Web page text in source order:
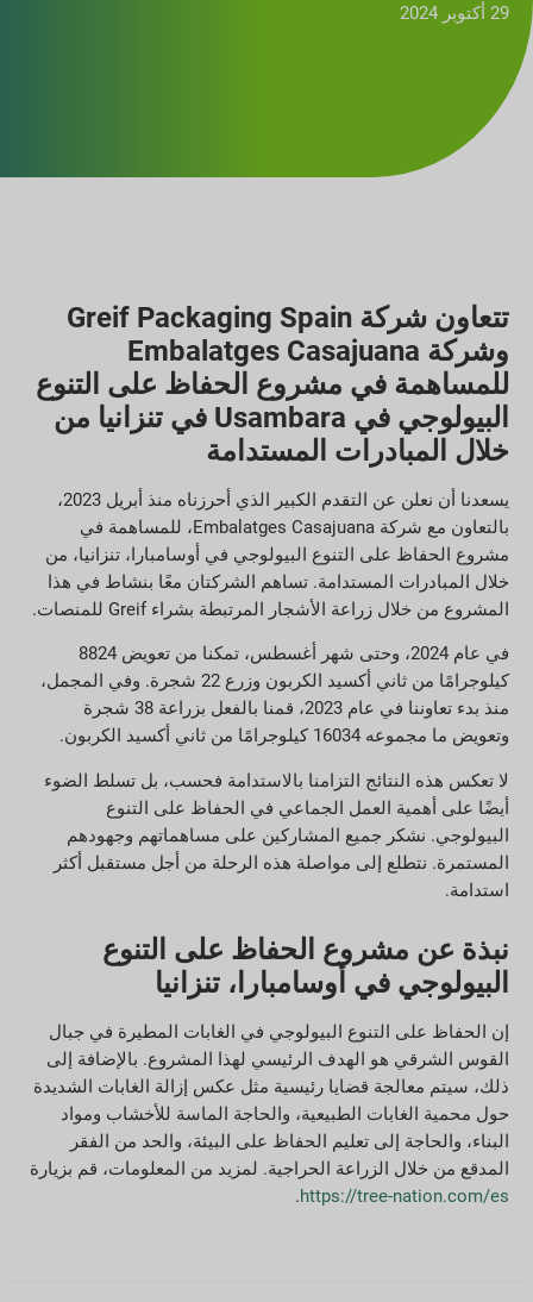
29 أكتوبر 2024
تتعاون شركة Greif Packaging Spain
وشركة Embalatges Casajuana
للمساهمة في مشروع الحفاظ على التنوع
البيولوجي في Usambara في تنزانيا من
خلال المبادرات المستدامة
يسعدنا أن نعلن عن التقدم الكبير الذي أحرزناه منذ أبريل 2023،
بالتعاون مع شركة Embalatges Casajuana، للمساهمة في
مشروع الحفاظ على التنوع البيولوجي في أوسامبارا، تنزانيا، من
خلال المبادرات المستدامة. تساهم الشركتان معًا بنشاط في هذا
المشروع من خلال زراعة الأشجار المرتبطة بشراء Greif للمنصات.
في عام 2024، وحتى شهر أغسطس، تمكنا من تعويض 8824
كيلوجرامًا من ثاني أكسيد الكربون وزرع 22 شجرة. وفي المجمل،
منذ بدء تعاوننا في عام 2023، قمنا بالفعل بزراعة 38 شجرة
وتعويض ما مجموعه 16034 كيلوجرامًا من ثاني أكسيد الكربون.
لا تعكس هذه النتائج التزامنا بالاستدامة فحسب، بل تسلط الضوء
أيضًا على أهمية العمل الجماعي في الحفاظ على التنوع
البيولوجي. نشكر جميع المشاركين على مساهماتهم وجهودهم
المستمرة. نتطلع إلى مواصلة هذه الرحلة من أجل مستقبل أكثر
استدامة.
نبذة عن مشروع الحفاظ على التنوع
البيولوجي في أوسامبارا، تنزانيا
إن الحفاظ على التنوع البيولوجي في الغابات المطيرة في جبال
القوس الشرقي هو الهدف الرئيسي لهذا المشروع. بالإضافة إلى
ذلك، سيتم معالجة قضايا رئيسية مثل عكس إزالة الغابات الشديدة
حول محمية الغابات الطبيعية، والحاجة الماسة للأخشاب ومواد
البناء، والحاجة إلى تعليم الحفاظ على البيئة، والحد من الفقر
المدقع من خلال الزراعة الحراجية. لمزيد من المعلومات، قم بزيارة
https://tree-nation.com/es
.